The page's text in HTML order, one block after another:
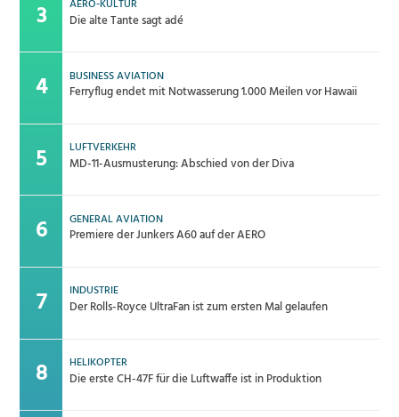
AERO-KULTUR
Die alte Tante sagt adé
BUSINESS AVIATION
Ferryflug endet mit Notwasserung 1.000 Meilen vor Hawaii
LUFTVERKEHR
MD-11-Ausmusterung: Abschied von der Diva
GENERAL AVIATION
Premiere der Junkers A60 auf der AERO
INDUSTRIE
Der Rolls-Royce UltraFan ist zum ersten Mal gelaufen
HELIKOPTER
Die erste CH-47F für die Luftwaffe ist in Produktion